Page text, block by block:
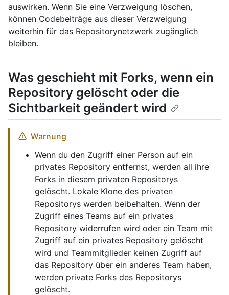
auswirken. Wenn Sie eine Verzweigung löschen,
können Codebeiträge aus dieser Verzweigung
weiterhin für das Repositorynetzwerk zugänglich
bleiben.
Was geschieht mit Forks, wenn ein
Repository gelöscht oder die
Sichtbarkeit geändert wird
Warnung
Wenn du den Zugriff einer Person auf ein
privates Repository entfernst, werden all ihre
Forks in diesem privaten Repositorys
gelöscht. Lokale Klone des privaten
Repositorys werden beibehalten. Wenn der
Zugriff eines Teams auf ein privates
Repository widerrufen wird oder ein Team mit
Zugriff auf ein privates Repository gelöscht
wird und Teammitglieder keinen Zugriff auf
das Repository über ein anderes Team haben,
werden private Forks des Repositorys
gelöscht.